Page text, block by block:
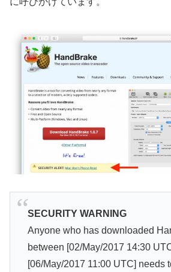
SECURITY WARNING
Anyone who has downloaded
between [02/May/2017 14:30
[06/May/2017 11:00 UTC] needs